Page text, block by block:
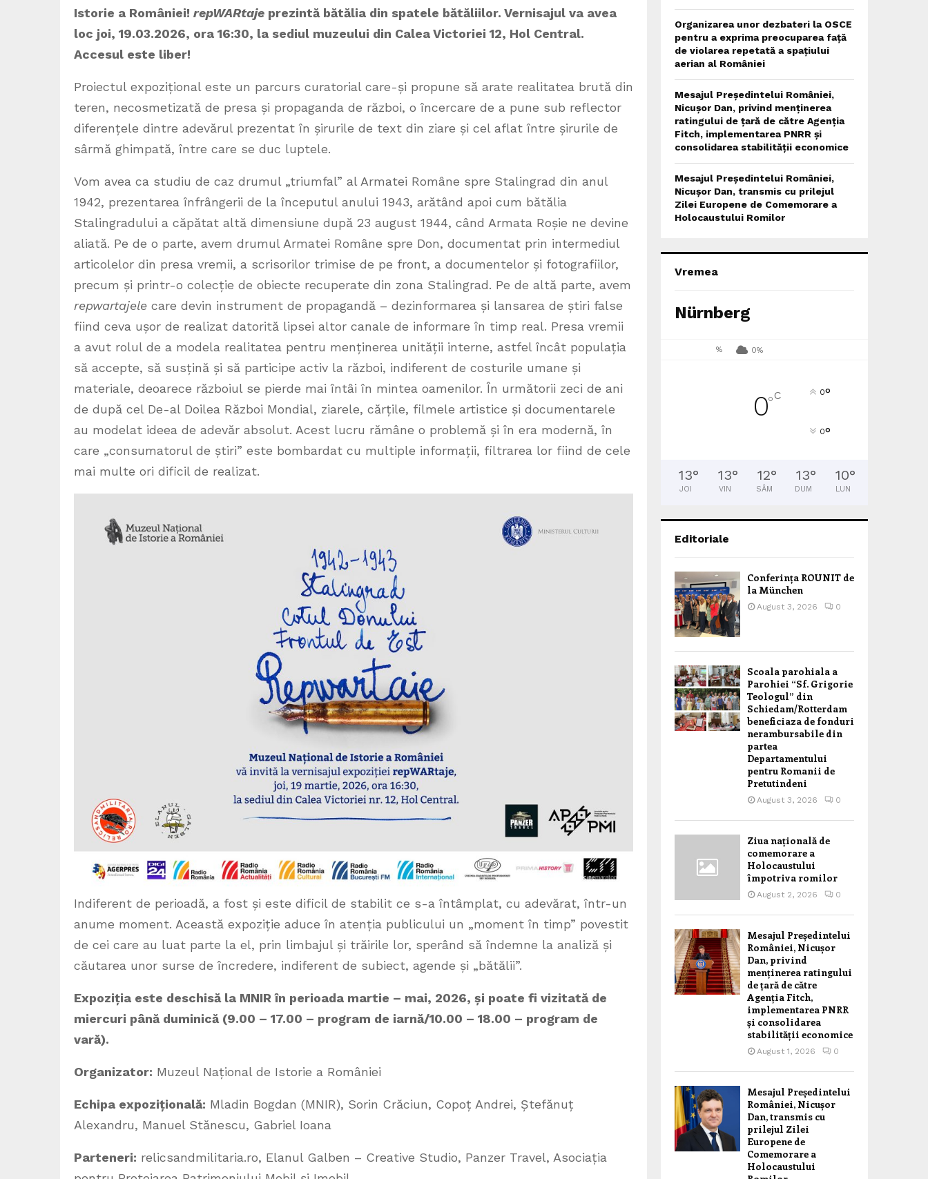
Istorie a României! repWARtaje prezintă bătălia din spatele bătăliilor. Vernisajul va avea
loc joi, 19.03.2026, ora 16:30, la sediul muzeului din Calea Victoriei 12, Hol Central.
Accesul este liber!
Proiectul expozițional este un parcurs curatorial care-și propune să arate realitatea brută din
teren, necosmetizată de presa și propaganda de război, o încercare de a pune sub reflector
diferențele dintre adevărul prezentat în șirurile de text din ziare și cel aflat între șirurile de
sârmă ghimpată, între care se duc luptele.
Vom avea ca studiu de caz drumul „triumfal” al Armatei Române spre Stalingrad din anul
1942, prezentarea înfrângerii de la începutul anului 1943, arătând apoi cum bătălia
Stalingradului a căpătat altă dimensiune după 23 august 1944, când Armata Roșie ne devine
aliată. Pe de o parte, avem drumul Armatei Române spre Don, documentat prin intermediul
articolelor din presa vremii, a scrisorilor trimise de pe front, a documentelor și fotografiilor,
precum și printr-o colecție de obiecte recuperate din zona Stalingrad. Pe de altă parte, avem
repwartajele care devin instrument de propagandă – dezinformarea și lansarea de știri false
fiind ceva ușor de realizat datorită lipsei altor canale de informare în timp real. Presa vremii
a avut rolul de a modela realitatea pentru menținerea unității interne, astfel încât populația
să accepte, să susțină și să participe activ la război, indiferent de costurile umane și
materiale, deoarece războiul se pierde mai întâi în mintea oamenilor. În următorii zeci de ani
de după cel De-al Doilea Război Mondial, ziarele, cărțile, filmele artistice și documentarele
au modelat ideea de adevăr absolut. Acest lucru rămâne o problemă și în era modernă, în
care „consumatorul de știri” este bombardat cu multiple informații, filtrarea lor fiind de cele
mai multe ori dificil de realizat.
Indiferent de perioadă, a fost și este dificil de stabilit ce s-a întâmplat, cu adevărat, într-un
anume moment. Această expoziție aduce în atenția publicului un „moment în timp” povestit
de cei care au luat parte la el, prin limbajul și trăirile lor, sperând să îndemne la analiză și
căutarea unor surse de încredere, indiferent de subiect, agende și „bătălii”.
Expoziția este deschisă la MNIR în perioada martie – mai, 2026, și poate fi vizitată de
miercuri până duminică (9.00 – 17.00 – program de iarnă/10.00 – 18.00 – program de
vară).
Organizator: Muzeul Național de Istorie a României
Echipa expozițională: Mladin Bogdan (MNIR), Sorin Crăciun, Copoț Andrei, Ștefănuț
Alexandru, Manuel Stănescu, Gabriel Ioana
Parteneri: relicsandmilitaria.ro, Elanul Galben – Creative Studio, Panzer Travel, Asociația
Organizarea unor dezbateri la OSCE
pentru a exprima preocuparea față
de violarea repetată a spațiului
aerian al României
Mesajul Președintelui României,
Nicușor Dan, privind menținerea
ratingului de țară de către Agenția
Fitch, implementarea PNRR și
consolidarea stabilității economice
Mesajul Președintelui României,
Nicușor Dan, transmis cu prilejul
Zilei Europene de Comemorare a
Holocaustului Romilor
Vremea
Nürnberg
% 0%
0°C 0°
0°
13°
JOI
13°
VIN
12°
SÂM
13°
DUM
10°
LUN
Editoriale
Conferința ROUNIT de
la München
August 3, 2026 0
Scoala parohiala a
Parohiei “Sf. Grigorie
Teologul” din
Schiedam/Rotterdam
beneficiaza de fonduri
nerambursabile din
partea
Departamentului
pentru Romanii de
Pretutindeni
August 3, 2026 0
Ziua națională de
comemorare a
Holocaustului
împotriva romilor
August 2, 2026 0
Mesajul Președintelui
României, Nicușor
Dan, privind
menținerea ratingului
de țară de către
Agenția Fitch,
implementarea PNRR
și consolidarea
stabilității economice
August 1, 2026 0
Mesajul Președintelui
României, Nicușor
Dan, transmis cu
prilejul Zilei
Europene de
Comemorare a
Holocaustului